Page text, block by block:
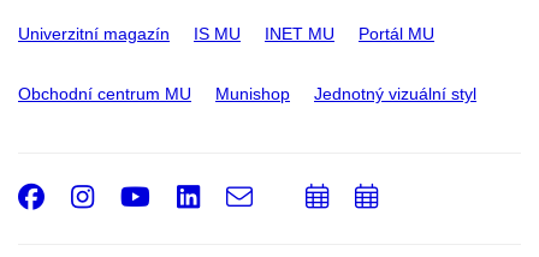
Univerzitní magazín IS MU INET MU Portál MU
Obchodní centrum MU Munishop Jednotný vizuální styl
Facebook
Instagram
Youtube
LinkedIn
e-
PřidatPřidat